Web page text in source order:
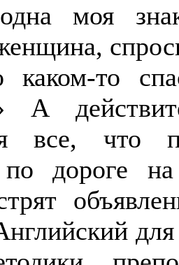
моя
каком-то
А
все, что
по дороге